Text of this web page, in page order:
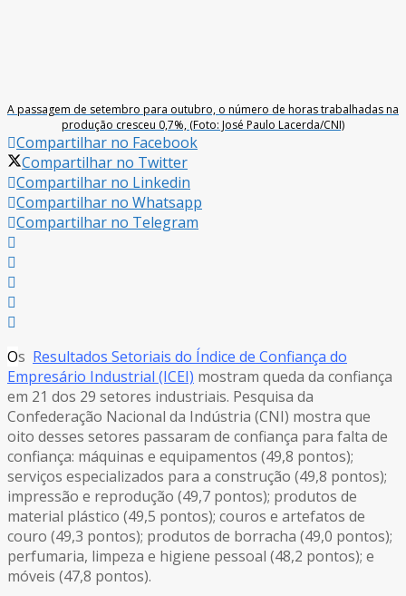
A passagem de setembro para outubro, o número de horas trabalhadas na
produção cresceu 0,7%, (Foto: José Paulo Lacerda/CNI)
Compartilhar no Facebook
Compartilhar no Twitter
Compartilhar no Linkedin
Compartilhar no Whatsapp
Compartilhar no Telegram
Os Resultados Setoriais do Índice de Confiança do
Empresário Industrial (ICEI) mostram queda da confiança
em 21 dos 29 setores industriais. Pesquisa da
Confederação Nacional da Indústria (CNI) mostra que
oito desses setores passaram de confiança para falta de
confiança: máquinas e equipamentos (49,8 pontos);
serviços especializados para a construção (49,8 pontos);
impressão e reprodução (49,7 pontos); produtos de
material plástico (49,5 pontos); couros e artefatos de
couro (49,3 pontos); produtos de borracha (49,0 pontos);
perfumaria, limpeza e higiene pessoal (48,2 pontos); e
móveis (47,8 pontos).